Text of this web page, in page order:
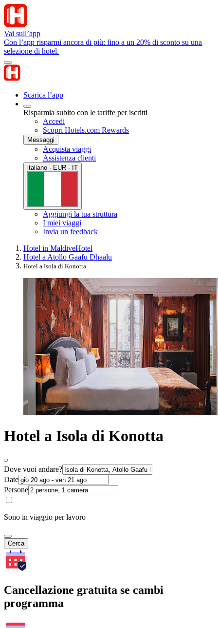
Vai sull’app
Con l’app risparmi ancora di più: fino a un 20% di sconto su una
selezione di hotel.
Scarica l’app
Risparmia subito con le tariffe per iscritti
Accedi
Scopri Hotels.com Rewards
Messaggi
Acquista viaggi
Assistenza clienti
italiano · EUR · IT
Aggiungi la tua struttura
I miei viaggi
Invia un feedback
Hotel in MaldiveHotel
Hotel a Atollo Gaafu Dhaalu
Hotel a Isola di Konotta
Hotel a Isola di Konotta
Dove vuoi andare?
Date
Persone
Sono in viaggio per lavoro
Cerca
Cancellazione gratuita se cambi
programma